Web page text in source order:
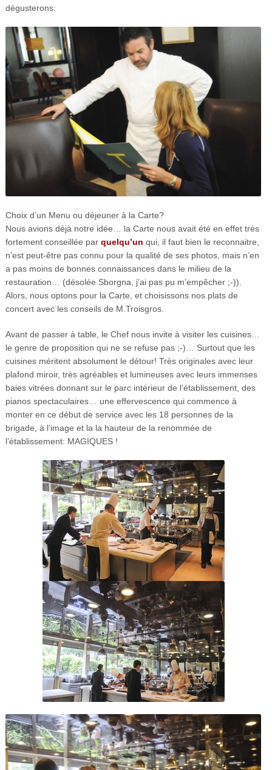
dégusterons:
Choix d’un Menu ou déjeuner à la Carte?
Nous avions déjà notre idée… la Carte nous avait été en effet très
fortement conseillée par quelqu’un qui, il faut bien le reconnaitre,
n’est peut-être pas connu pour la qualité de ses photos, mais n’en
a pas moins de bonnes connaissances dans le milieu de la
restauration… (désolée Sborgna, j’ai pas pu m’empêcher ;-)).
Alors, nous optons pour la Carte, et choisissons nos plats de
concert avec les conseils de M.Troisgros.
Avant de passer à table, le Chef nous invite à visiter les cuisines…
le genre de proposition qui ne se refuse pas ;-)… Surtout que les
cuisines méritent absolument le détour! Très originales avec leur
plafond miroir, très agréables et lumineuses avec leurs immenses
baies vitrées donnant sur le parc intérieur de l’établissement, des
pianos spectaculaires… une effervescence qui commence à
monter en ce début de service avec les 18 personnes de la
brigade, à l’image et la la hauteur de la renommée de
l’établissement: MAGIQUES !